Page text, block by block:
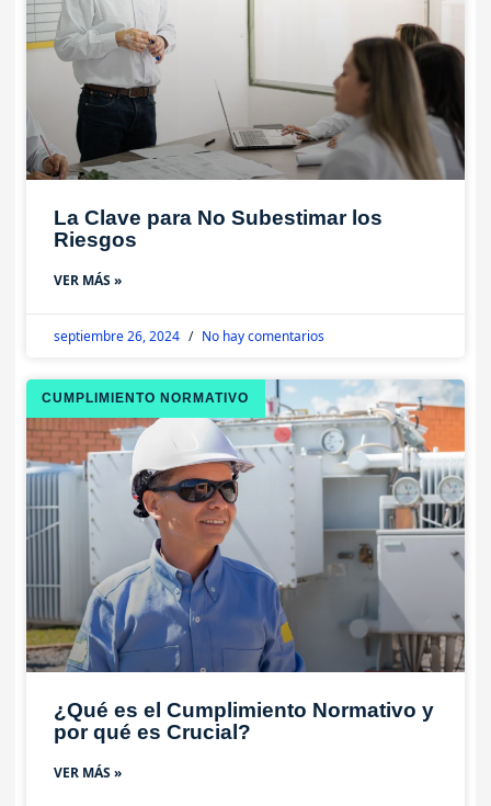
La Clave para No Subestimar los
Riesgos
VER MÁS »
septiembre 26, 2024 No hay comentarios
CUMPLIMIENTO NORMATIVO
¿Qué es el Cumplimiento Normativo y
por qué es Crucial?
VER MÁS »